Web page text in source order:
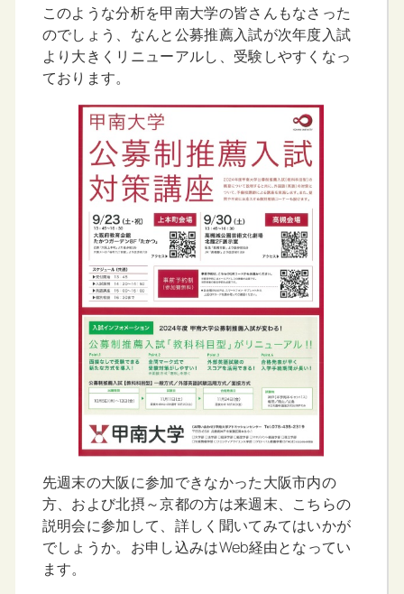
このような分析を甲南大学の皆さんもなさった
のでしょう、なんと公募推薦入試が次年度入試
より大きくリニューアルし、受験しやすくなっ
ております。
先週末の大阪に参加できなかった大阪市内の
方、および北摂～京都の方は来週末、こちらの
説明会に参加して、詳しく聞いてみてはいかが
でしょうか。お申し込みはWeb経由となってい
ます。